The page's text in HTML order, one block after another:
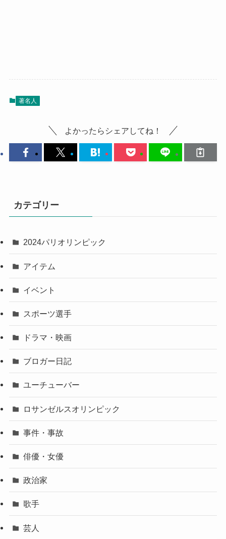
著名人
よかったらシェアしてね！
カテゴリー
2024パリオリンピック
アイテム
イベント
スポーツ選手
ドラマ・映画
ブロガー日記
ユーチューバー
ロサンゼルスオリンピック
事件・事故
俳優・女優
政治家
歌手
芸人